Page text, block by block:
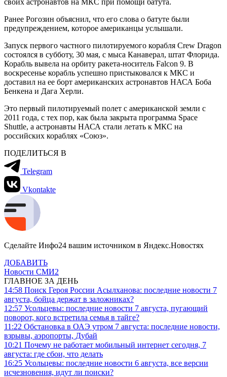
Ранее Рогозин объяснил, что его слова о батуте были
предупреждением, которое американцы услышали.
Запуск первого частного пилотируемого корабля Crew Dragon
состоялся в субботу, 30 мая, с мыса Канаверал, штат Флорида.
Корабль вывела на орбиту ракета-носитель Falcon 9. В
воскресенье корабль успешно пристыковался к МКС и
доставил на ее борт американских астронавтов НАСА Боба
Бенкена и Дага Херли.
Это первый пилотируемый полет с американской земли с
2011 года, с тех пор, как была закрыта программа Space
Shuttle, а астронавты НАСА стали летать к МКС на
российских кораблях «Союз».
ПОДЕЛИТЬСЯ В
Telegram
Vkontakte
Сделайте Инфо24 вашим источником в Яндекс.Новостях
ДОБАВИТЬ
Новости СМИ2
ГЛАВНОЕ ЗА ДЕНЬ
14:58 Поиск Героя России Асылханова: последние новости 7
августа, бойца держат в заложниках?
12:57 Усольцевы: последние новости 7 августа, пугающий
поворот, кого встретила семья в тайге?
11:22 Обстановка в ОАЭ утром 7 августа: последние новости,
взрывы, аэропорты, Дубай
10:21 Почему не работает мобильный интернет сегодня, 7
августа: где сбои, что делать
16:25 Усольцевы: последние новости 6 августа, все версии
исчезновения, идут ли поиски?